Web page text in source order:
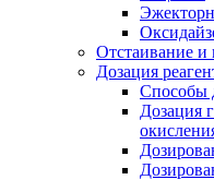
Отстаивание и
Дозация
Способы
Дозация